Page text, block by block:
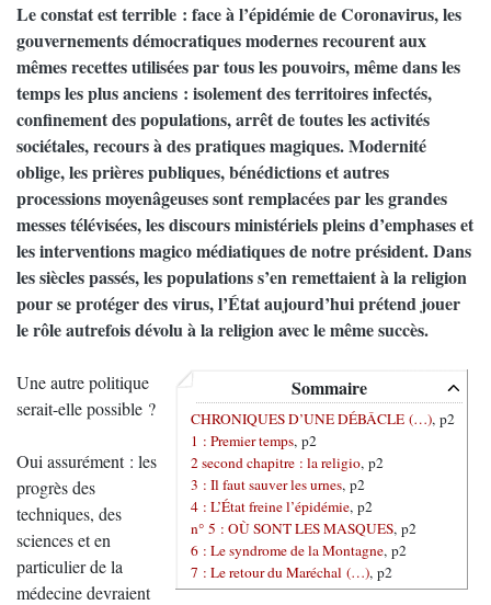
Le constat est terrible : face à l’épidémie de Coronavirus, les
gouvernements démocratiques modernes recourent aux
mêmes recettes utilisées par tous les pouvoirs, même dans les
temps les plus anciens : isolement des territoires infectés,
confinement des populations, arrêt de toutes les activités
sociétales, recours à des pratiques magiques. Modernité
oblige, les prières publiques, bénédictions et autres
processions moyenâgeuses sont remplacées par les grandes
messes télévisées, les discours ministériels pleins d’emphases et
les interventions magico médiatiques de notre président. Dans
les siècles passés, les populations s’en remettaient à la religion
pour se protéger des virus, l’État aujourd’hui prétend jouer
le rôle autrefois dévolu à la religion avec le même succès.
Sommaire
CHRONIQUES D’UNE DÉBÂCLE (…), p2
1 : Premier temps, p2
2 second chapitre : la religio, p2
3 : Il faut sauver les urnes, p2
4 : L’État freine l’épidémie, p2
n° 5 : OÙ SONT LES MASQUES, p2
6 : Le syndrome de la Montagne, p2
7 : Le retour du Maréchal (…), p2
Une autre politique
serait-elle possible ?
Oui assurément : les
progrès des
techniques, des
sciences et en
particulier de la
médecine devraient